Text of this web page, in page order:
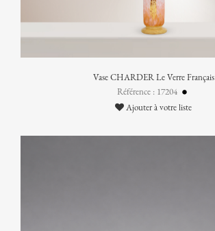
Vase CHARDER Le Verre Français
Référence : 17204
Ajouter à votre liste